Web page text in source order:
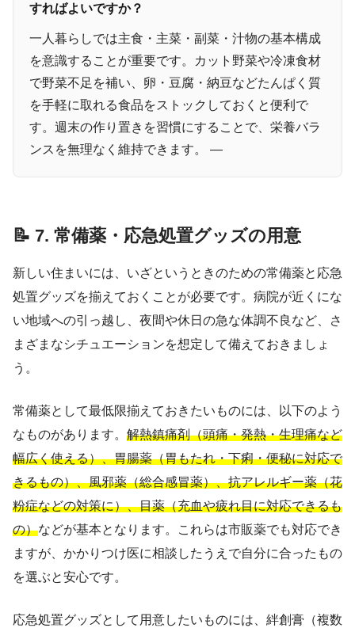
すればよいですか？
一人暮らしでは主食・主菜・副菜・汁物の基本構成
を意識することが重要です。カット野菜や冷凍食材
で野菜不足を補い、卵・豆腐・納豆などたんぱく質
を手軽に取れる食品をストックしておくと便利で
す。週末の作り置きを習慣にすることで、栄養バラ
ンスを無理なく維持できます。 —
📝 7. 常備薬・応急処置グッズの用意
新しい住まいには、いざというときのための常備薬と応急
処置グッズを揃えておくことが必要です。病院が近くにな
い地域への引っ越し、夜間や休日の急な体調不良など、さ
まざまなシチュエーションを想定して備えておきましょ
う。
常備薬として最低限揃えておきたいものには、以下のよう
なものがあります。 解熱鎮痛剤（頭痛・発熱・生理痛など
幅広く使える）、胃腸薬（胃もたれ・下痢・便秘に対応で
きるもの）、風邪薬（総合感冒薬）、抗アレルギー薬（花
粉症などの対策に）、目薬（充血や疲れ目に対応できるも
の）などが基本となります。これらは市販薬でも対応でき
ますが、かかりつけ医に相談したうえで自分に合ったもの
を選ぶと安心です。
応急処置グッズとして用意したいものには、絆創膏（複数